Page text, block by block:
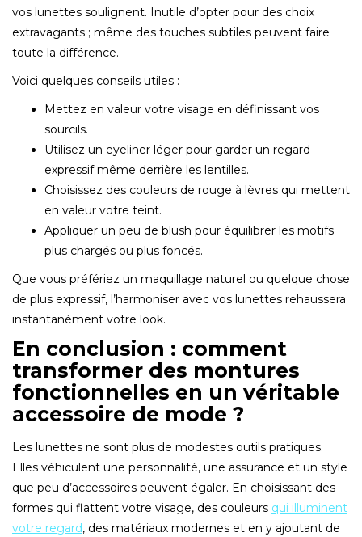
vos lunettes soulignent. Inutile d’opter pour des choix
extravagants ; même des touches subtiles peuvent faire
toute la différence.
Voici quelques conseils utiles :
Mettez en valeur votre visage en définissant vos
sourcils.
Utilisez un eyeliner léger pour garder un regard
expressif même derrière les lentilles.
Choisissez des couleurs de rouge à lèvres qui mettent
en valeur votre teint.
Appliquer un peu de blush pour équilibrer les motifs
plus chargés ou plus foncés.
Que vous préfériez un maquillage naturel ou quelque chose
de plus expressif, l’harmoniser avec vos lunettes rehaussera
instantanément votre look.
En conclusion : comment
transformer des montures
fonctionnelles en un véritable
accessoire de mode ?
Les lunettes ne sont plus de modestes outils pratiques.
Elles véhiculent une personnalité, une assurance et un style
que peu d’accessoires peuvent égaler. En choisissant des
formes qui flattent votre visage, des couleurs qui illuminent
votre regard, des matériaux modernes et en y ajoutant de